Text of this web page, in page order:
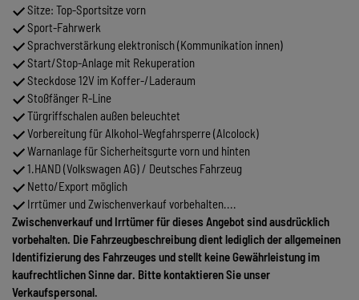
Sitze: Top-Sportsitze vorn
Sport-Fahrwerk
Sprachverstärkung elektronisch (Kommunikation innen)
Start/Stop-Anlage mit Rekuperation
Steckdose 12V im Koffer-/Laderaum
Stoßfänger R-Line
Türgriffschalen außen beleuchtet
Vorbereitung für Alkohol-Wegfahrsperre (Alcolock)
Warnanlage für Sicherheitsgurte vorn und hinten
1.HAND (Volkswagen AG) / Deutsches Fahrzeug
Netto/Export möglich
Irrtümer und Zwischenverkauf vorbehalten....
Zwischenverkauf und Irrtümer für dieses Angebot sind ausdrücklich
vorbehalten. Die Fahrzeugbeschreibung dient lediglich der allgemeinen
Identifizierung des Fahrzeuges und stellt keine Gewährleistung im
kaufrechtlichen Sinne dar. Bitte kontaktieren Sie unser
Verkaufspersonal.